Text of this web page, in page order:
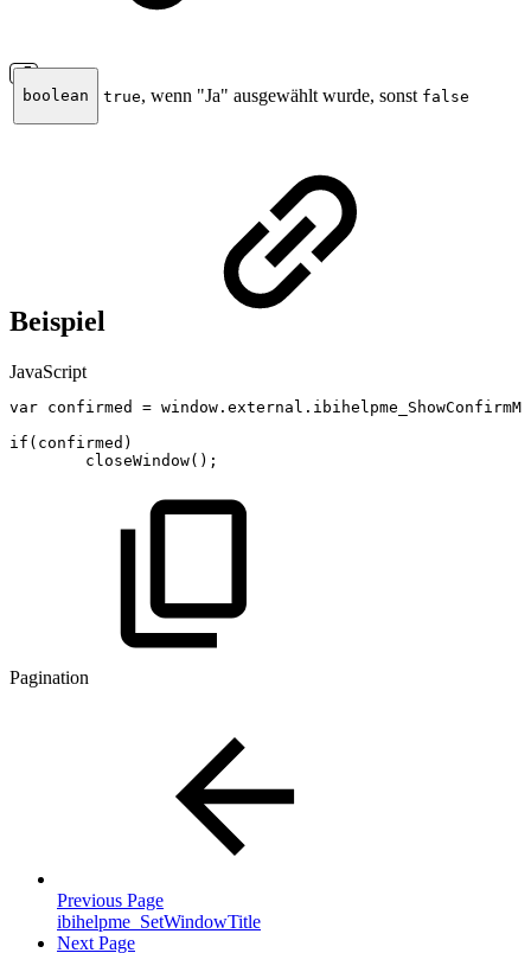
boolean true, wenn "Ja" ausgewählt wurde, sonst false
Beispiel
JavaScript
var confirmed = window . external .
if ( confirmed )
closeWindow( ) ;
Pagination
Previous Page
ibihelpme_SetWindowTitle
Next Page